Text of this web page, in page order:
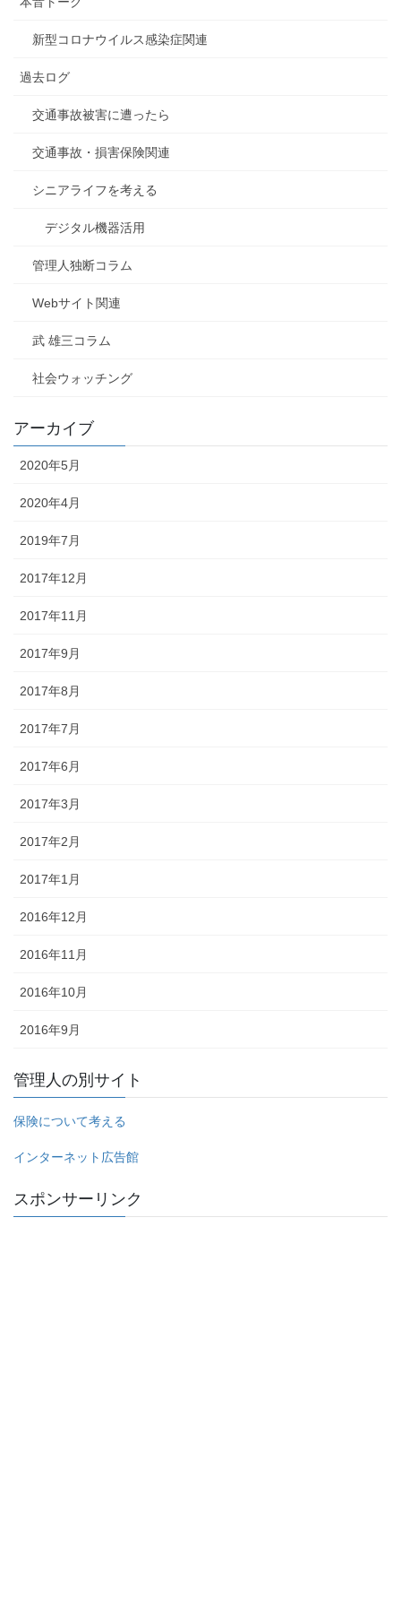
新型コロナウイルス感染症関連
過去ログ
交通事故被害に遭ったら
交通事故・損害保険関連
シニアライフを考える
デジタル機器活用
管理人独断コラム
Webサイト関連
武 雄三コラム
社会ウォッチング
アーカイブ
2020年5月
2020年4月
2019年7月
2017年12月
2017年11月
2017年9月
2017年8月
2017年7月
2017年6月
2017年3月
2017年2月
2017年1月
2016年12月
2016年11月
2016年10月
2016年9月
管理人の別サイト
保険について考える
インターネット広告館
スポンサーリンク